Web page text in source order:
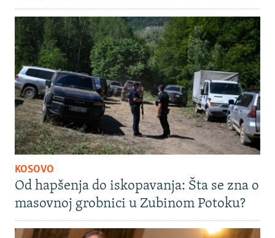
KOSOVO
Od hapšenja do iskopavanja: Šta se zna o
masovnoj grobnici u Zubinom Potoku?